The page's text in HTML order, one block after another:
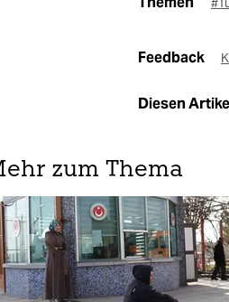
Feedback
Diesen
zum Thema